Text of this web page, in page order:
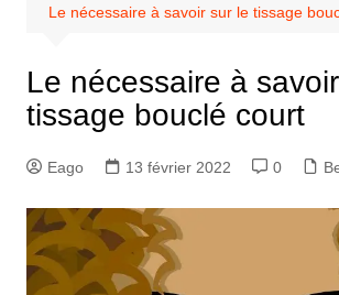
Le nécessaire à savoir sur le tissage
Le nécessaire à
tissage bouclé court
Eago 13 février 2022 0